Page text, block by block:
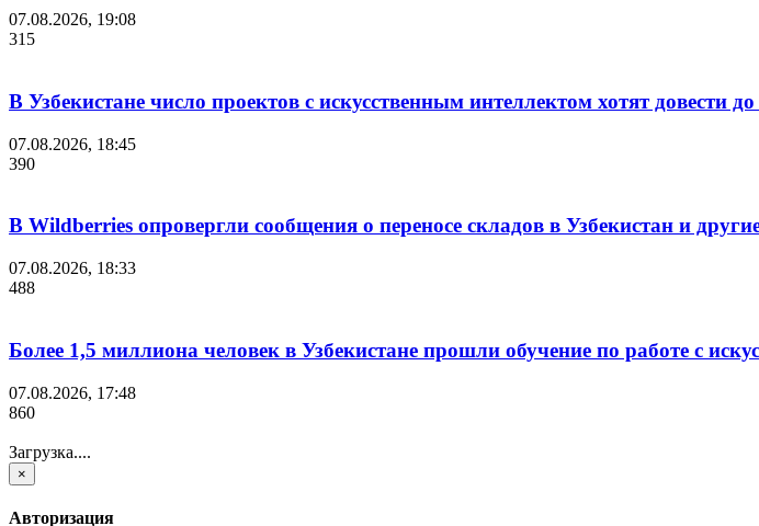
07.08.2026, 19:08
315
В Узбекистане число проектов с искусственным интеллектом хотят довести до
07.08.2026, 18:45
390
В Wildberries опровергли сообщения о переносе складов в Узбекистан и
07.08.2026, 18:33
488
Более 1,5 миллиона человек в Узбекистане прошли обучение по работе с
07.08.2026, 17:48
860
Загрузка....
×
Авторизация